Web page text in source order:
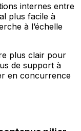
internes entre
plus facile à
à l’échelle
plus clair pour
de support à
en concurrence